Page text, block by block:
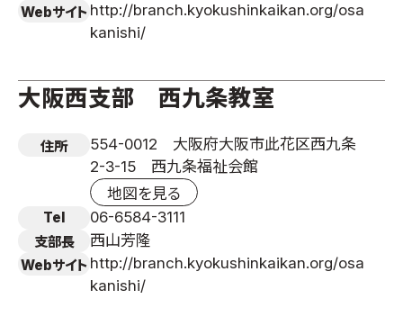
Webサイト http://branch.kyokushinkaikan.org/osa
kanishi/
大阪西支部 西九条教室
住所
554-0012 大阪府大阪市此花区西九条
2-3-15 西九条福祉会館
地図を見る
Tel 06-6584-3111
支部長 西山芳隆
Webサイト http://branch.kyokushinkaikan.org/osa
kanishi/